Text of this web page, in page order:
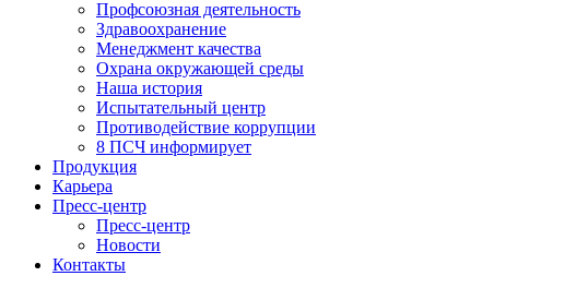
Профсоюзная деятельность
Здравоохранение
Менеджмент качества
Охрана окружающей среды
Наша история
Испытательный центр
Противодействие коррупции
8 ПСЧ информирует
Продукция
Карьера
Пресс-центр
Пресс-центр
Новости
Контакты